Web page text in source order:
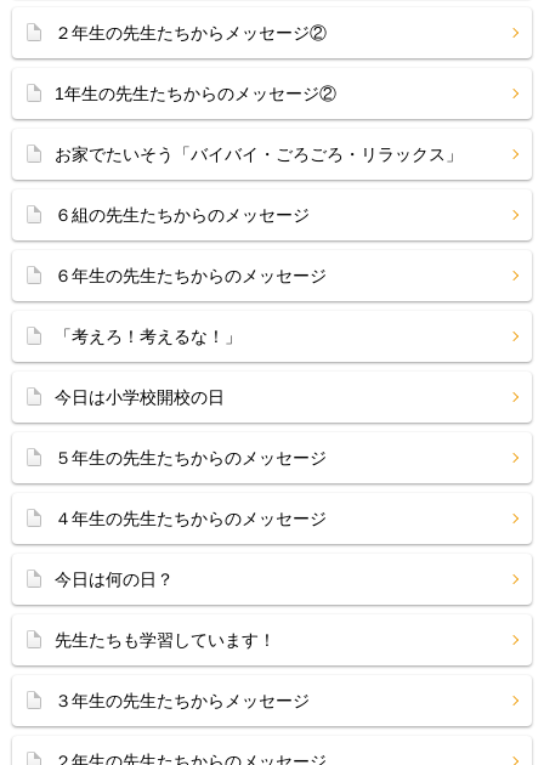
２年生の先生たちからメッセージ②
1年生の先生たちからのメッセージ②
お家でたいそう「バイバイ・ごろごろ・リラックス」
６組の先生たちからのメッセージ
６年生の先生たちからのメッセージ
「考えろ！考えるな！」
今日は小学校開校の日
５年生の先生たちからのメッセージ
４年生の先生たちからのメッセージ
今日は何の日？
先生たちも学習しています！
３年生の先生たちからメッセージ